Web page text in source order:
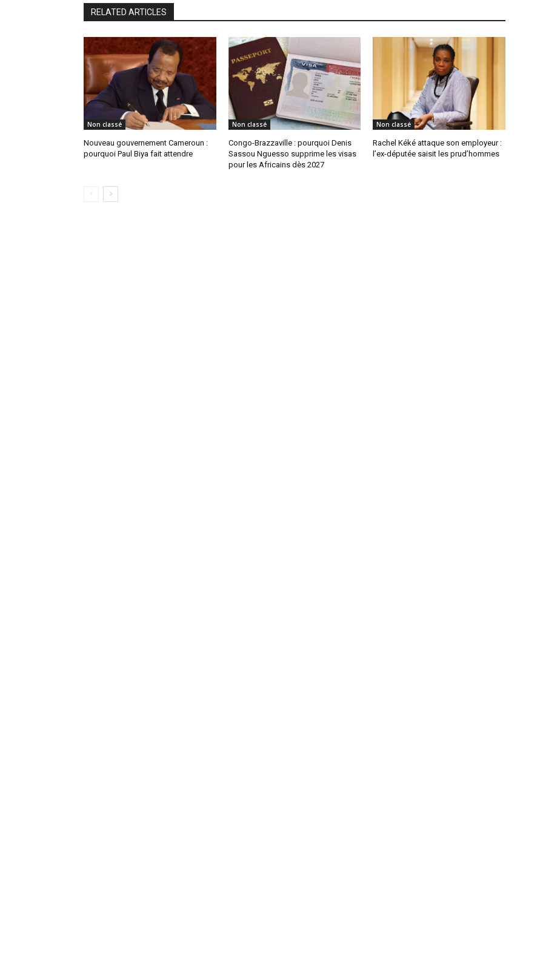
RELATED ARTICLES
Non classé
Nouveau gouvernement Cameroun :
pourquoi Paul Biya fait attendre
Non classé
Congo-Brazzaville : pourquoi Denis
Sassou Nguesso supprime les visas
pour les Africains dès 2027
Non classé
Rachel Kéké attaque son employeur :
l’ex-députée saisit les prud’hommes